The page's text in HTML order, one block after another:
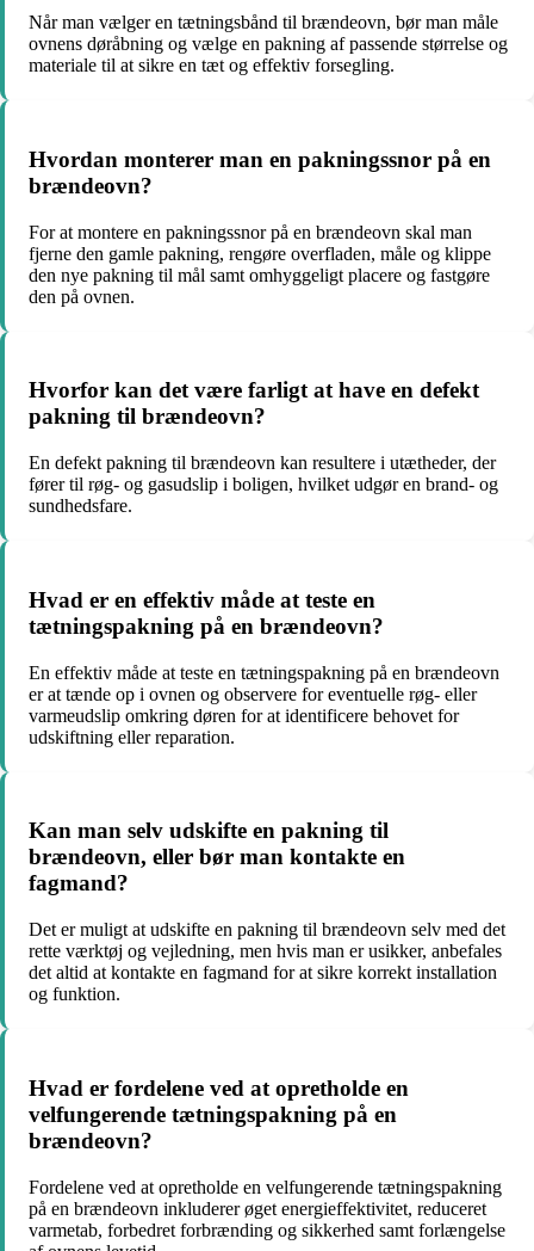
Når man vælger en tætningsbånd til brændeovn, bør man måle
ovnens døråbning og vælge en pakning af passende størrelse og
materiale til at sikre en tæt og effektiv forsegling.
Hvordan monterer man en pakningssnor på en
brændeovn?
For at montere en pakningssnor på en brændeovn skal man
fjerne den gamle pakning, rengøre overfladen, måle og klippe
den nye pakning til mål samt omhyggeligt placere og fastgøre
den på ovnen.
Hvorfor kan det være farligt at have en defekt
pakning til brændeovn?
En defekt pakning til brændeovn kan resultere i utætheder, der
fører til røg- og gasudslip i boligen, hvilket udgør en brand- og
sundhedsfare.
Hvad er en effektiv måde at teste en
tætningspakning på en brændeovn?
En effektiv måde at teste en tætningspakning på en brændeovn
er at tænde op i ovnen og observere for eventuelle røg- eller
varmeudslip omkring døren for at identificere behovet for
udskiftning eller reparation.
Kan man selv udskifte en pakning til
brændeovn, eller bør man kontakte en
fagmand?
Det er muligt at udskifte en pakning til brændeovn selv med det
rette værktøj og vejledning, men hvis man er usikker, anbefales
det altid at kontakte en fagmand for at sikre korrekt installation
og funktion.
Hvad er fordelene ved at opretholde en
velfungerende tætningspakning på en
brændeovn?
Fordelene ved at opretholde en velfungerende tætningspakning
på en brændeovn inkluderer øget energieffektivitet, reduceret
varmetab, forbedret forbrænding og sikkerhed samt forlængelse